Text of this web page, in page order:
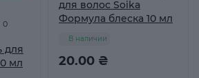
0
для
мл
для волос Soika
Формула блеска 10 мл
20.00 ₴
В наличии